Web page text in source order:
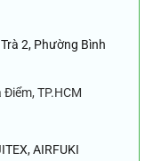
2, Phường Bình
TP.HCM
AIRFUKI